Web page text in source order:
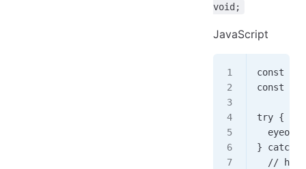
void;
JavaScript
const
const
try {
} catch
//